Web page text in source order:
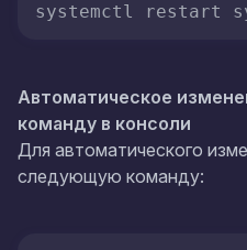
systemctl restart
Автоматическое
команду в консоли
Для автоматического
следующую команду: